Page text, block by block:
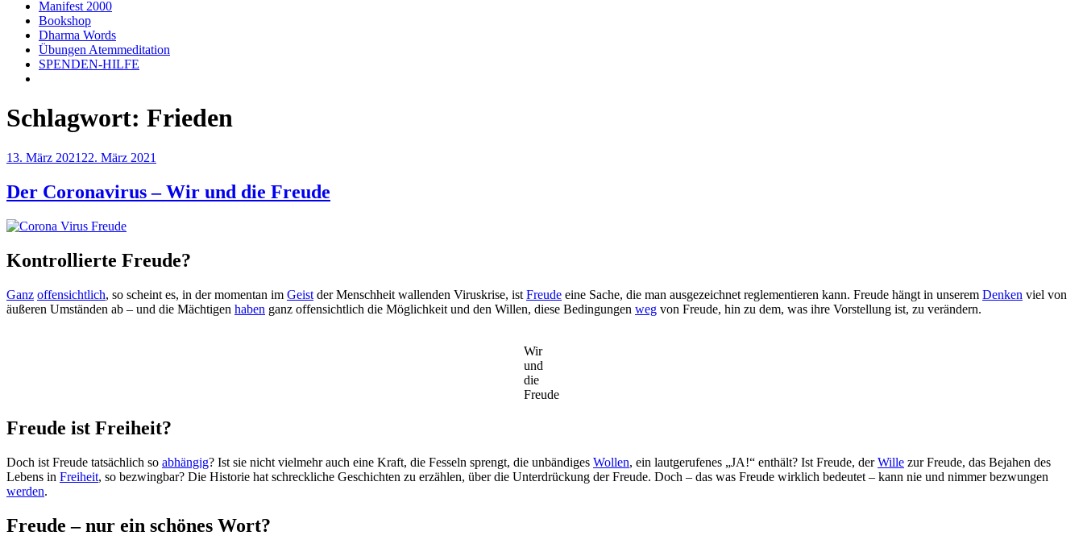
Manifest 2000
Bookshop
Dharma Words
Übungen Atemmeditation
SPENDEN-HILFE
Schlagwort: Frieden
Veröffentlicht
13. März 2021 22. März 2021
Der Coronavirus – Wir und die Freude
Kontrollierte Freude?
Ganz offensichtlich, so scheint es, in der momentan im Geist der Menschheit wallenden Viruskrise, ist Freude eine Sache, die man ausgezeichnet reglementieren kann. Freude hängt in unserem Denken viel von
äußeren Umständen ab – und die Mächtigen haben ganz offensichtlich die Möglichkeit und den Willen, diese Bedingungen weg von Freude, hin zu dem, was ihre Vorstellung ist, zu verändern.
Wir
und
die
Freude
Freude ist Freiheit?
Doch ist Freude tatsächlich so abhängig? Ist sie nicht vielmehr auch eine Kraft, die Fesseln sprengt, die unbändiges Wollen, ein lautgerufenes „JA!“ enthält? Ist Freude, derWille zur Freude, das Bejahen des
Lebens in Freiheit, so bezwingbar? Die Historie hat schreckliche Geschichten zu erzählen, über die Unterdrückung der Freude. Doch – das was Freude wirklich bedeutet – kann nie und nimmer bezwungen
werden.
Freude – nur ein schönes Wort?